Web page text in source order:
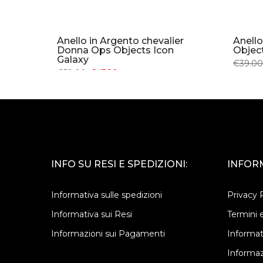
Anello in Argento chevalier
Donna Ops Objects Icon
Galaxy
€59.00 €47.20
€39.00
INFO SU RESI E SPEDIZIONI:
Informativa sulle spedizioni
Informativa sui Resi
Informazioni sui Pagamenti
Privacy
Termini